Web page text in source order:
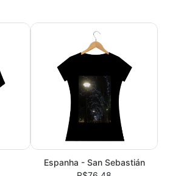
Espanha - San Sebastián